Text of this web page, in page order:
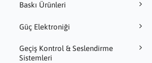
Baskı Ürünleri
Güç Elektroniği
Geçiş Kontrol & Seslendirme
Sistemleri